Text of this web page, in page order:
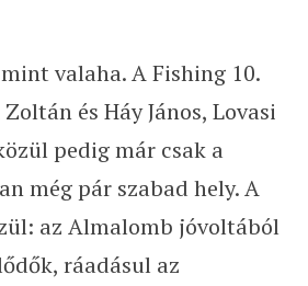
valaha. A Fishing 10.
és Háy János, Lovasi
pedig már csak a
még pár szabad hely. A
az Almalomb jóvoltából
ráadásul az